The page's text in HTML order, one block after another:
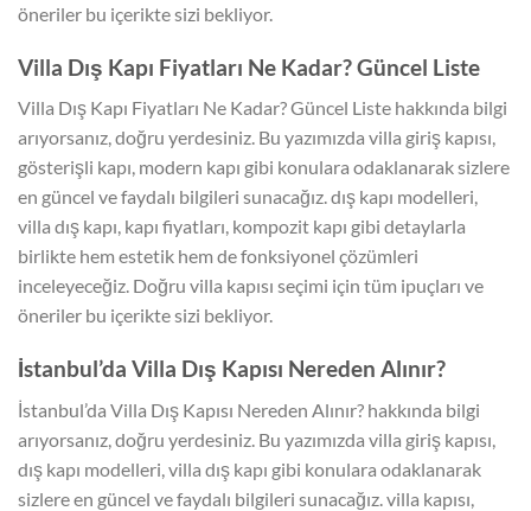
öneriler bu içerikte sizi bekliyor.
Villa Dış Kapı Fiyatları Ne Kadar? Güncel Liste
Villa Dış Kapı Fiyatları Ne Kadar? Güncel Liste hakkında bilgi
arıyorsanız, doğru yerdesiniz. Bu yazımızda villa giriş kapısı,
gösterişli kapı, modern kapı gibi konulara odaklanarak sizlere
en güncel ve faydalı bilgileri sunacağız. dış kapı modelleri,
villa dış kapı, kapı fiyatları, kompozit kapı gibi detaylarla
birlikte hem estetik hem de fonksiyonel çözümleri
inceleyeceğiz. Doğru villa kapısı seçimi için tüm ipuçları ve
öneriler bu içerikte sizi bekliyor.
İstanbul’da Villa Dış Kapısı Nereden Alınır?
İstanbul’da Villa Dış Kapısı Nereden Alınır? hakkında bilgi
arıyorsanız, doğru yerdesiniz. Bu yazımızda villa giriş kapısı,
dış kapı modelleri, villa dış kapı gibi konulara odaklanarak
sizlere en güncel ve faydalı bilgileri sunacağız. villa kapısı,